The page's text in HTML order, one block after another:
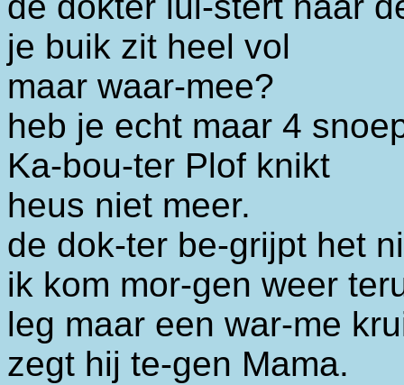
je buik zit heel vol
maar waar-mee?
heb je echt maar 4
Ka-bou-ter Plof knikt
heus niet meer.
de dok-ter be-grijpt het
ik kom mor-gen weer
leg maar een war-me
zegt hij te-gen Mama.